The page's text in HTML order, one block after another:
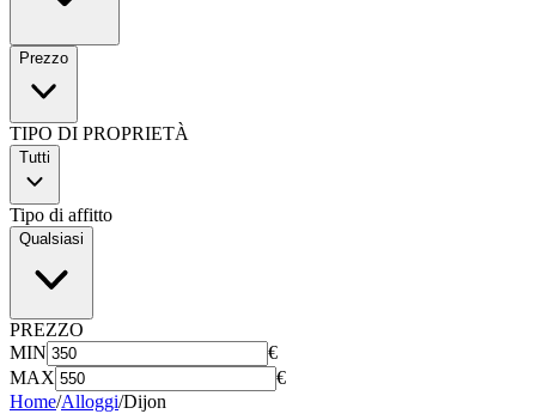
Prezzo
TIPO DI PROPRIETÀ
Tutti
Tipo di affitto
Qualsiasi
PREZZO
MIN
€
MAX
€
Home/Alloggi/Dijon